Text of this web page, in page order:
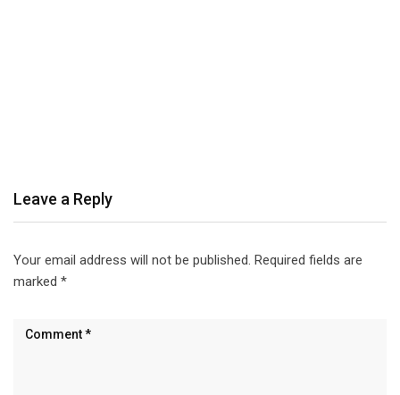
Leave a Reply
Your email address will not be published. Required fields are
marked *